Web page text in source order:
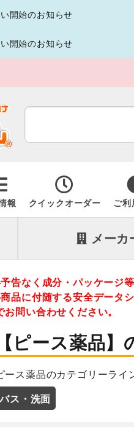
開始のお知らせ
開始のお知らせ
報 クイックオーダー ご利
メーカ
告なく成分・パッケージ
品に付随する安全データ
お問い合わせください。
【ピース薬品
ース薬品のカテゴリーラ
バス・洗面